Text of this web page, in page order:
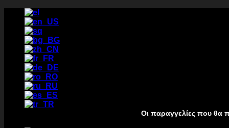
Μετάβαση
περιεχόμενο
Οι παραγγελίες που θα